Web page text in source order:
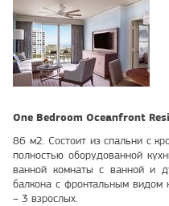
One Bedroom Oceanfront
86 м2. Состоит из спальни с
полностью оборудованной
ванной комнаты с ванной и
балкона с фронтальным видом
– 3 взрослых.